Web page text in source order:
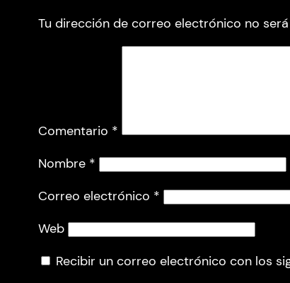
Tu dirección de correo electrónico no
Comentario *
Nombre *
Correo electrónico *
Web
Recibir un correo electrónico con los